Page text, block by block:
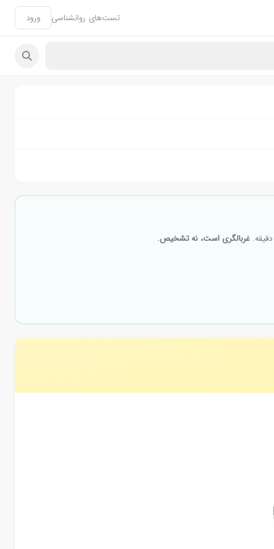
تست‌های روانشناسی ورود
غربالگری است، نه تشخیص.